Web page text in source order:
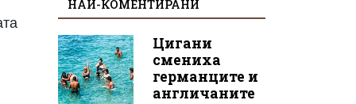
НАЙ-КОМЕНТИРАНИ
Цигани
смениха
германците и
англичаните